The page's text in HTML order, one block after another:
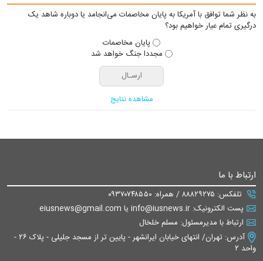
به نظر شما توافق با آمریکا به پایان مخاصمات می‌انجامد یا دوباره شاهد یک
درگیری تمام عیار خواهیم بود؟
پایان مخاصمات
مجددا جنگ خواهد شد
مشاهده نتایج
ارتباط با ما
تلفکس: ۸۸۸۲۹۲۷۵ / همراه: ۰۹۳۷۰۷۴۸۵۵۰
پست الکترونیک: info@iusnews.ir یا eiusnews@gmail.com
ارتباط با مدیرمسئول: مسلم خلخال
آدرس: تهران/ انتهای خیابان ایرانشهر - پایین تر از مسجد جلیلی - پلاک ۲۶ -
واحد ۲